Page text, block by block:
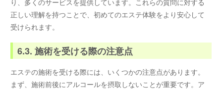
正しい理解を持つことで、初めてのエステ体験をより安心して
受けられます。
6.3. 施術を受ける際の注意点
エステの施術を受ける際には、いくつかの注意点があります。
まず、施術前後にアルコールを摂取しないことが重要です。ア